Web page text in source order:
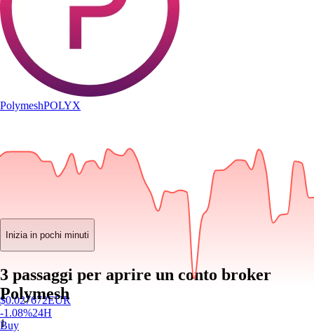
PolymeshPOLYX
$0.027672EUR
-1.08%24H
Buy
Inizia in pochi minuti
3 passaggi per aprire un conto broker
Polymesh
1